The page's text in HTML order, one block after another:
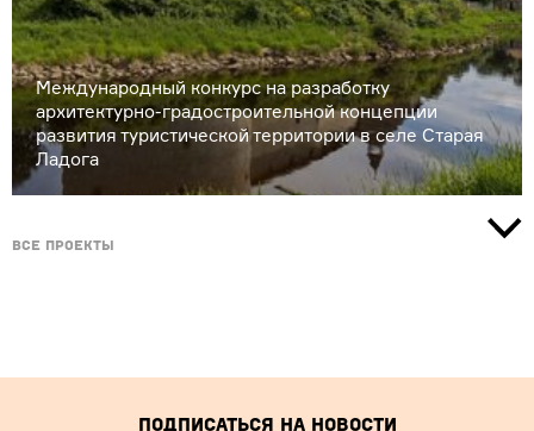
Международный конкурс на разработку
архитектурно-градостроительной концепции
развития туристической территории в селе Старая
Ладога
Все проекты
Подписаться на новости